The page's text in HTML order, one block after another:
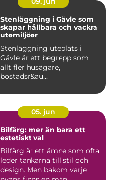
Stenläggning i Gävle som
skapar hållbara och vackra
utemiljöer
Stenläggning uteplats i
Gävle är ett begrepp som
allt fler husägare,
bostadsr&au...
05. jun
Bilfärg: mer än bara ett
estetiskt val
Bilfärg är ett ämne som ofta
leder tankarna till stil och
design. Men bakom varje